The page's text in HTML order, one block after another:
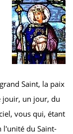
Saint, la paix
jouir, un jour, du
vous qui, étant
l'unité du Saint-